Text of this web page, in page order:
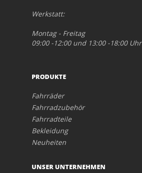
Werkstatt:
Montag - Freitag
09:00 -12:00 und 13:00 -18:00 Uhr
PRODUKTE
Fahrräder
Fahrradzubehör
Fahrradteile
Bekleidung
Neuheiten
UNSER UNTERNEHMEN